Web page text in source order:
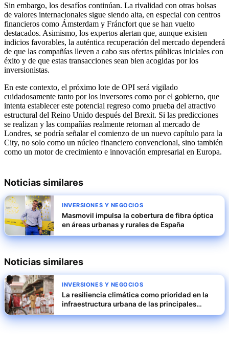
Sin embargo, los desafíos continúan. La rivalidad con otras bolsas
de valores internacionales sigue siendo alta, en especial con centros
financieros como Ámsterdam y Fráncfort que se han vuelto
destacados. Asimismo, los expertos alertan que, aunque existen
indicios favorables, la auténtica recuperación del mercado dependerá
de que las compañías lleven a cabo sus ofertas públicas iniciales con
éxito y de que estas transacciones sean bien acogidas por los
inversionistas.
En este contexto, el próximo lote de OPI será vigilado
cuidadosamente tanto por los inversores como por el gobierno, que
intenta establecer este potencial regreso como prueba del atractivo
estructural del Reino Unido después del Brexit. Si las predicciones
se realizan y las compañías realmente retornan al mercado de
Londres, se podría señalar el comienzo de un nuevo capítulo para la
City, no solo como un núcleo financiero convencional, sino también
como un motor de crecimiento e innovación empresarial en Europa.
Noticias similares
INVERSIONES Y NEGOCIOS
Masmovil impulsa la cobertura de fibra óptica
en áreas urbanas y rurales de España
Noticias similares
INVERSIONES Y NEGOCIOS
La resiliencia climática como prioridad en la
infraestructura urbana de las principales
ciudades de India